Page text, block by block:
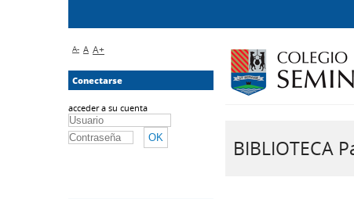
BIBLIOTECA
A- A A+
Conectarse
acceder a su cuenta